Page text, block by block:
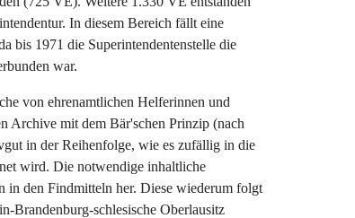
In diesem Bereich fällt eine
bis 1971 die Superintendentenstelle die
war.
von ehrenamtlichen Helferinnen und
Archive mit dem Bär'schen Prinzip (nach
in der Reihenfolge, wie es zufällig in die
wird. Die notwendige inhaltliche
in den Findmitteln her. Diese wiederum folgt
Brandenburg-schlesische Oberlausitz